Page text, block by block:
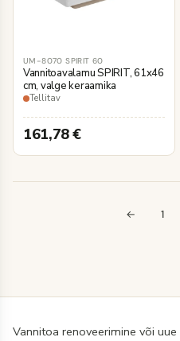
UM-8070 SPIRIT 60
Vannitoavalamu SPIRIT, 61x46
cm, valge keraamika
Tellitav
161,78€
← 1
Vannitoa renoveerimine või